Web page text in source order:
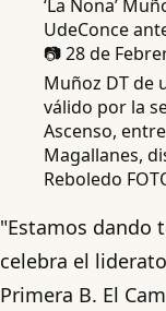
📷 28 de
Muñoz DT de
válido por la
Ascenso,
Magallanes,
Reboledo
"Estamos dando
celebra el
Primera B. El